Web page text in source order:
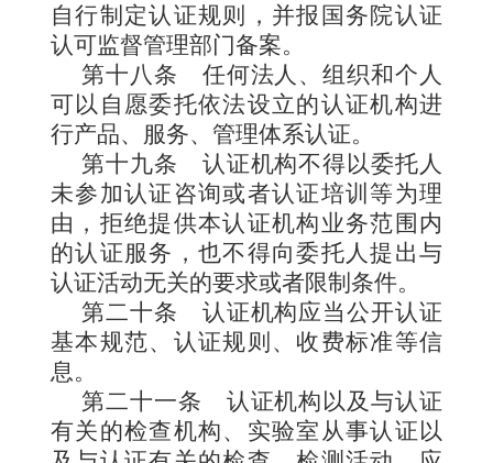
自行制定认证规则，并报国务院认证
认可监督管理部门备案。
第十八条 任何法人、组织和个人
可以自愿委托依法设立的认证机构进
行产品、服务、管理体系认证。
第十九条 认证机构不得以委托人
未参加认证咨询或者认证培训等为理
由，拒绝提供本认证机构业务范围内
的认证服务，也不得向委托人提出与
认证活动无关的要求或者限制条件。
第二十条 认证机构应当公开认证
基本规范、认证规则、收费标准等信
息。
第二十一条 认证机构以及与认证
有关的检查机构、实验室从事认证以